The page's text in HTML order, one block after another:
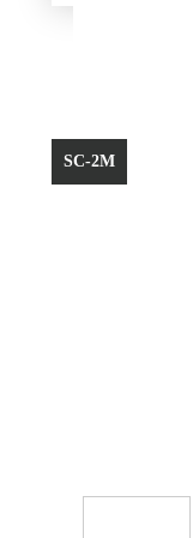
SC-2M